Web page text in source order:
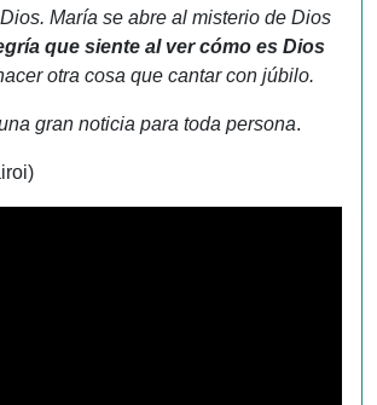
María se abre al misterio de Dios
que siente al ver cómo es Dios
otra cosa que cantar con júbilo.
gran noticia para toda persona.